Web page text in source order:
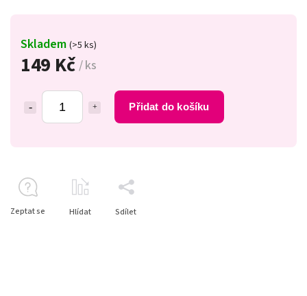
149 Kč / ks
Přidat do košíku
Skladem (>5 ks)
Zeptat se Hlídat Sdílet